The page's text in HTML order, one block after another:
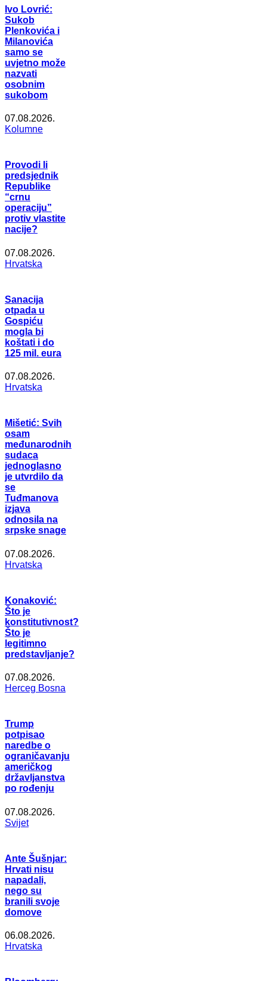
Ivo Lovrić:
Sukob
Plenkovića i
Milanovića
samo se
uvjetno može
nazvati
osobnim
sukobom
07.08.2026.
Kolumne
Provodi li
predsjednik
Republike
“crnu
operaciju”
protiv vlastite
nacije?
07.08.2026.
Hrvatska
Sanacija
otpada u
Gospiću
mogla bi
koštati i do
125 mil. eura
07.08.2026.
Hrvatska
Mišetić: Svih
osam
međunarodnih
sudaca
jednoglasno
je utvrdilo da
se
Tuđmanova
izjava
odnosila na
srpske snage
07.08.2026.
Hrvatska
Konaković:
Što je
konstitutivnost?
Što je
legitimno
predstavljanje?
07.08.2026.
Herceg Bosna
Trump
potpisao
naredbe o
ograničavanju
američkog
državljanstva
po rođenju
07.08.2026.
Svijet
Ante Šušnjar:
Hrvati nisu
napadali,
nego su
branili svoje
domove
06.08.2026.
Hrvatska